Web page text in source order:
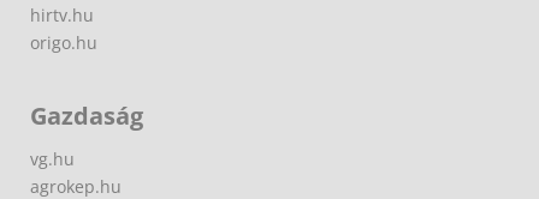
hirtv.hu
origo.hu
Gazdaság
vg.hu
agrokep.hu